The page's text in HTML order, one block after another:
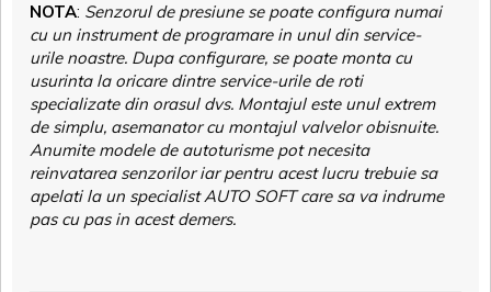
NOTA: Senzorul de presiune se poate configura numai
cu un instrument de programare in unul din service-
urile noastre. Dupa configurare, se poate monta cu
usurinta la oricare dintre service-urile de roti
specializate din orasul dvs. Montajul este unul extrem
de simplu, asemanator cu montajul valvelor obisnuite.
Anumite modele de autoturisme pot necesita
reinvatarea senzorilor iar pentru acest lucru trebuie sa
apelati la un specialist AUTO SOFT care sa va indrume
pas cu pas in acest demers.